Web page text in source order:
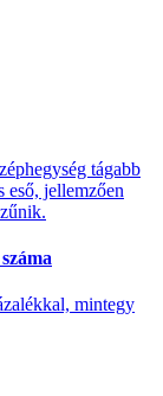
tágabb
eső, jellemzően
mintegy